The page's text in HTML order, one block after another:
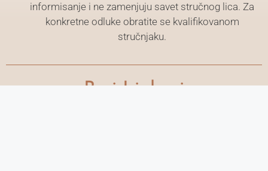
informisanje i ne zamenjuju savet stručnog lica. Za
konkretne odluke obratite se kvalifikovanom
stručnjaku.
Brzi Linkovi